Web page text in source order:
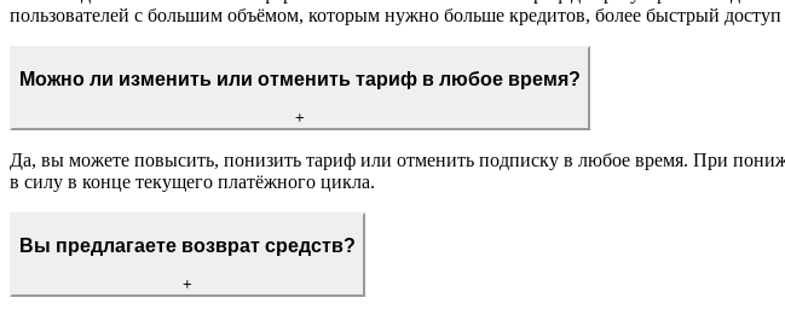
пользователей с большим объёмом, которым нужно больше кредитов, более быстрый
Можно ли изменить или отменить тариф в любое время?
+
Да, вы можете повысить, понизить тариф или отменить подписку в любое время. При
в силу в конце текущего платёжного цикла.
Вы предлагаете возврат средств?
+